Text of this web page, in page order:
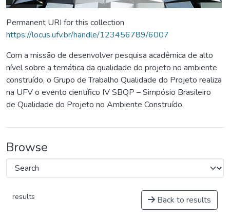
Permanent URI for this collection
https://locus.ufv.br/handle/123456789/6007
Com a missão de desenvolver pesquisa acadêmica de alto
nível sobre a temática da qualidade do projeto no ambiente
construído, o Grupo de Trabalho Qualidade do Projeto realiza
na UFV o evento científico IV SBQP – Simpósio Brasileiro
de Qualidade do Projeto no Ambiente Construído.
Browse
results Back to results